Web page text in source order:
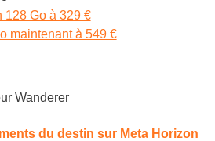
128 Go à 329 €
maintenant à 549 €
Wanderer
du destin sur Meta Horizon